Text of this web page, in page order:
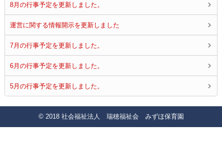
8月の行事予定を更新しました。
運営に関する情報開示を更新しました
7月の行事予定を更新しました。
6月の行事予定を更新しました。
5月の行事予定を更新しました。
© 2018 社会福祉法人 瑞穂福祉会 みずほ保育園